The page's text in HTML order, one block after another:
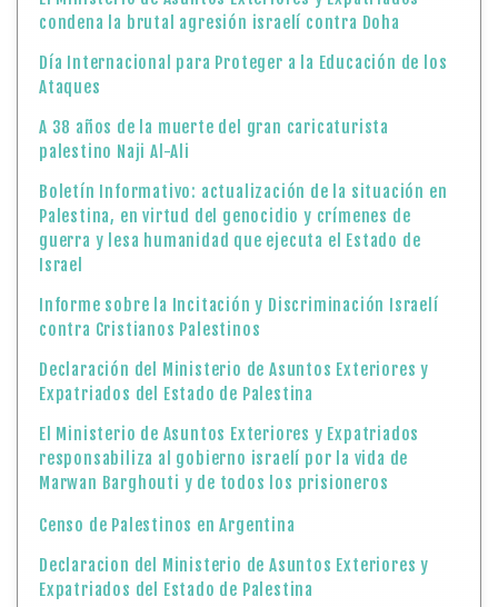
condena la brutal agresión israelí contra Doha
Día Internacional para Proteger a la Educación de los
Ataques
A 38 años de la muerte del gran caricaturista
palestino Naji Al-Ali
Boletín Informativo: actualización de la situación en
Palestina, en virtud del genocidio y crímenes de
guerra y lesa humanidad que ejecuta el Estado de
Israel
Informe sobre la Incitación y Discriminación Israelí
contra Cristianos Palestinos
Declaración del Ministerio de Asuntos Exteriores y
Expatriados del Estado de Palestina
El Ministerio de Asuntos Exteriores y Expatriados
responsabiliza al gobierno israelí por la vida de
Marwan Barghouti y de todos los prisioneros
Censo de Palestinos en Argentina
Declaracion del Ministerio de Asuntos Exteriores y
Expatriados del Estado de Palestina